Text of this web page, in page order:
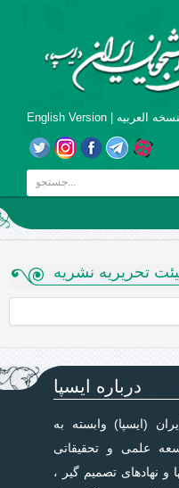
العربیه English Version
تحریریه نشریه
درباره ایسپا
(ایسپا) وابسته به
علمی و تحقیقاتی
و نهادهای تصمیم گیر ،